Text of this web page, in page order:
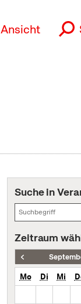
Ansicht
Suche in
Zeitraum
Mo Di Mi